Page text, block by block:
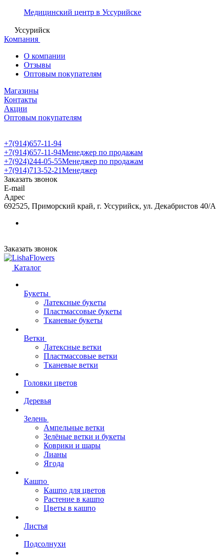
Медицинский центр в Уссурийске
Уссурийск
Компания
О компании
Отзывы
Оптовым покупателям
Магазины
Контакты
Акции
Оптовым покупателям
+7(914)657-11-94
+7(914)657-11-94Менеджер по продажам
+7(924)244-05-55Менеджер по продажам
+7(914)713-52-21Менеджер
Заказать звонок
E-mail
Адрес
692525, Приморский край, г. Уссурийск, ул. Декабристов 40/А
Заказать звонок
Каталог
Букеты
Латексные букеты
Пластмассовые букеты
Тканевые букеты
Ветки
Латексные ветки
Пластмассовые ветки
Тканевые ветки
Головки цветов
Деревья
Зелень
Ампельные ветки
Зелёные ветки и букеты
Коврики и шары
Лианы
Ягода
Кашпо
Кашпо для цветов
Растение в кашпо
Цветы в кашпо
Листья
Подсолнухи